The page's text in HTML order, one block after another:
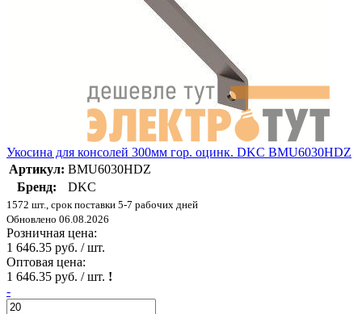
Укосина для консолей 300мм гор. оцинк. DKC BMU6030HDZ
Артикул: BMU6030HDZ
Бренд:
DKC
1572 шт., срок поставки 5-7 рабочих дней
Обновлено 06.08.2026
Розничная цена:
1 646.35 руб. / шт.
Оптовая цена:
1 646.35 руб. / шт. !
-